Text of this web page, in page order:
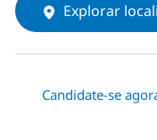
Explorar
Candidate-se